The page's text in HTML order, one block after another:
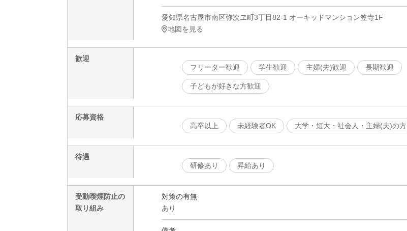
愛知県名古屋市南区弥次ヱ町3丁目82-1 オーキッドマンション笠寺1F
地図を見る
歓迎
フリーター歓迎
学生歓迎 主婦(夫)歓迎 長期歓迎
子どもが好きな方歓迎
応募資格
高卒以上
未経験者OK 大学・短大・社会人・主婦(夫)の方
待遇
研修あり
昇給あり
受動喫煙防止の
取り組み
対策の有無
あり